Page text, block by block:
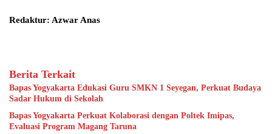
Redaktur: Azwar Anas
Berita Terkait
Bapas Yogyakarta Edukasi Guru SMKN 1 Seyegan, Perkuat Budaya
Sadar Hukum di Sekolah
Bapas Yogyakarta Perkuat Kolaborasi dengan Poltek Imipas,
Evaluasi Program Magang Taruna